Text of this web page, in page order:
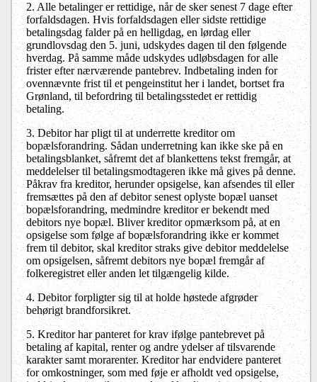
2. Alle betalinger er rettidige, når de sker senest 7 dage efter
forfaldsdagen. Hvis forfaldsdagen eller sidste rettidige
betalingsdag falder på en helligdag, en lørdag eller
grundlovsdag den 5. juni, udskydes dagen til den følgende
hverdag. På samme måde udskydes udløbsdagen for alle
frister efter nærværende pantebrev. Indbetaling inden for
ovennævnte frist til et pengeinstitut her i landet, bortset fra
Grønland, til befordring til betalingsstedet er rettidig
betaling.
3. Debitor har pligt til at underrette kreditor om
bopælsforandring. Sådan underretning kan ikke ske på en
betalingsblanket, såfremt det af blankettens tekst fremgår, at
meddelelser til betalingsmodtageren ikke må gives på denne.
Påkrav fra kreditor, herunder opsigelse, kan afsendes til eller
fremsættes på den af debitor senest oplyste bopæl uanset
bopælsforandring, medmindre kreditor er bekendt med
debitors nye bopæl. Bliver kreditor opmærksom på, at en
opsigelse som følge af bopælsforandring ikke er kommet
frem til debitor, skal kreditor straks give debitor meddelelse
om opsigelsen, såfremt debitors nye bopæl fremgår af
folkeregistret eller anden let tilgængelig kilde.
4. Debitor forpligter sig til at holde høstede afgrøder
behørigt brandforsikret.
5. Kreditor har panteret for krav ifølge pantebrevet på
betaling af kapital, renter og andre ydelser af tilsvarende
karakter samt morarenter. Kreditor har endvidere panteret
for omkostninger, som med føje er afholdt ved opsigelse,